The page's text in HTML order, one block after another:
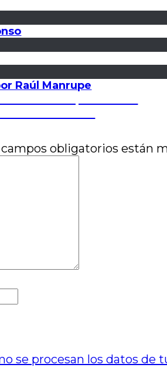
Raúl Manrupe
campos obligatorios están
se procesan los datos de